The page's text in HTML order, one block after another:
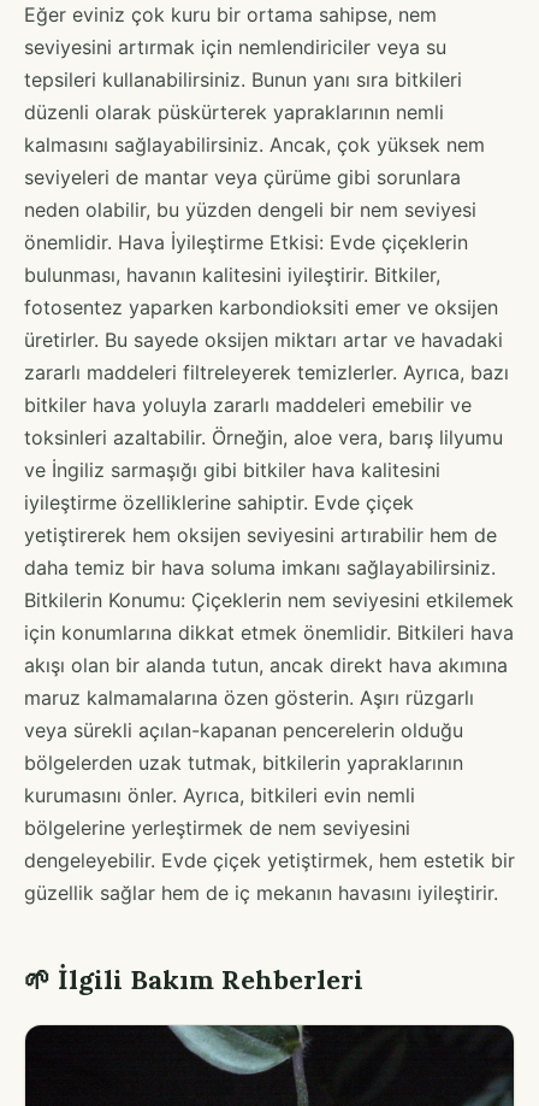
Eğer eviniz çok kuru bir ortama sahipse, nem
seviyesini artırmak için nemlendiriciler veya su
tepsileri kullanabilirsiniz. Bunun yanı sıra bitkileri
düzenli olarak püskürterek yapraklarının nemli
kalmasını sağlayabilirsiniz. Ancak, çok yüksek nem
seviyeleri de mantar veya çürüme gibi sorunlara
neden olabilir, bu yüzden dengeli bir nem seviyesi
önemlidir. Hava İyileştirme Etkisi: Evde çiçeklerin
bulunması, havanın kalitesini iyileştirir. Bitkiler,
fotosentez yaparken karbondioksiti emer ve oksijen
üretirler. Bu sayede oksijen miktarı artar ve havadaki
zararlı maddeleri filtreleyerek temizlerler. Ayrıca, bazı
bitkiler hava yoluyla zararlı maddeleri emebilir ve
toksinleri azaltabilir. Örneğin, aloe vera, barış lilyumu
ve İngiliz sarmaşığı gibi bitkiler hava kalitesini
iyileştirme özelliklerine sahiptir. Evde çiçek
yetiştirerek hem oksijen seviyesini artırabilir hem de
daha temiz bir hava soluma imkanı sağlayabilirsiniz.
Bitkilerin Konumu: Çiçeklerin nem seviyesini etkilemek
için konumlarına dikkat etmek önemlidir. Bitkileri hava
akışı olan bir alanda tutun, ancak direkt hava akımına
maruz kalmamalarına özen gösterin. Aşırı rüzgarlı
veya sürekli açılan-kapanan pencerelerin olduğu
bölgelerden uzak tutmak, bitkilerin yapraklarının
kurumasını önler. Ayrıca, bitkileri evin nemli
bölgelerine yerleştirmek de nem seviyesini
dengeleyebilir. Evde çiçek yetiştirmek, hem estetik bir
güzellik sağlar hem de iç mekanın havasını iyileştirir.
🌱 İlgili Bakım Rehberleri